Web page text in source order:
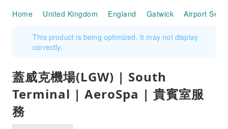
Home United Kingdom England Gatwick Airport
This product is being optimized. It may not display
correctly.
蓋威克機場(LGW) | South
Terminal | AeroSpa | 貴賓室服
務